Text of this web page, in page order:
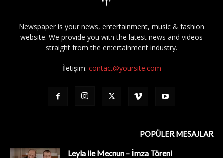
Newspaper is your news, entertainment, music & fashion
website. We provide you with the latest news and videos
straight from the entertainment industry.
İletişim: contact@yoursite.com
POPÜLER MESAJLAR
Leyla ile Mecnun – İmza Töreni